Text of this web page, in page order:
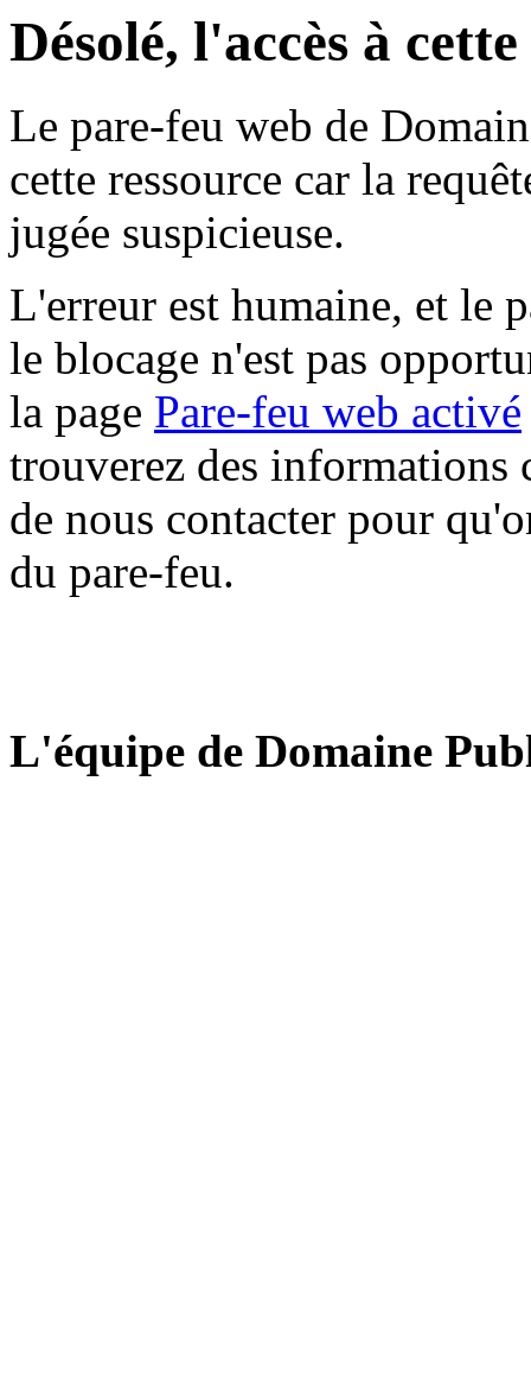
Désolé, l'accès à
Le pare-feu web de
cette ressource car la
jugée suspicieuse.
L'erreur est humaine, et le
le blocage n'est pas
la page Pare-feu web activé
trouverez des informations
de nous contacter pour
du pare-feu.
L'équipe de Domaine